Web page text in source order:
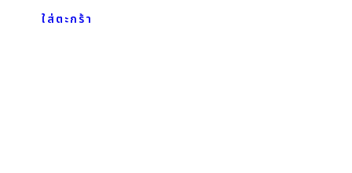
ใส่ตะกร้า